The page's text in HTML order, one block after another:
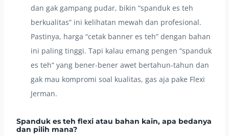
dan gak gampang pudar, bikin “spanduk es teh
berkualitas” ini kelihatan mewah dan profesional.
Pastinya, harga “cetak banner es teh” dengan bahan
ini paling tinggi. Tapi kalau emang pengen “spanduk
es teh” yang bener-bener awet bertahun-tahun dan
gak mau kompromi soal kualitas, gas aja pake Flexi
Jerman.
Spanduk es teh flexi atau bahan kain, apa bedanya
dan pilih mana?